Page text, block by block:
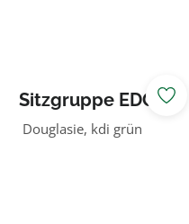
Sitzgruppe EDGE
TISCH
Douglasie, kdi grün